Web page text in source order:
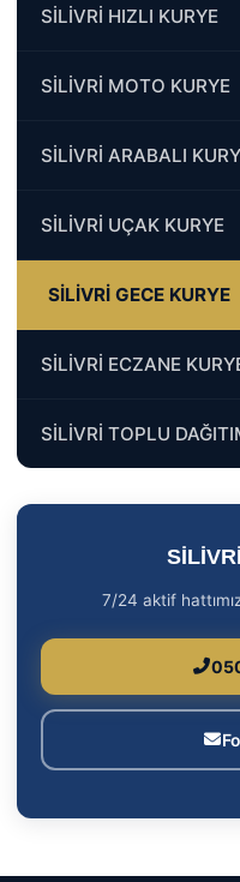
SİLİVRİ HIZLI KURYE
SİLİVRİ MOTO KURYE
SİLİVRİ ARABALI
SİLİVRİ UÇAK KURYE
SİLİVRİ GECE KURYE
SİLİVRİ ECZANE
SİLİVRİ TOPLU
7/24 aktif